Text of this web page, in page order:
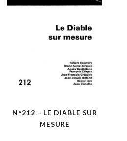
N°212 – LE DIABLE SUR
MESURE